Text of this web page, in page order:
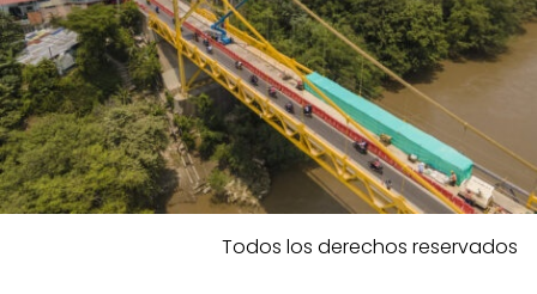
Todos los derechos reservados